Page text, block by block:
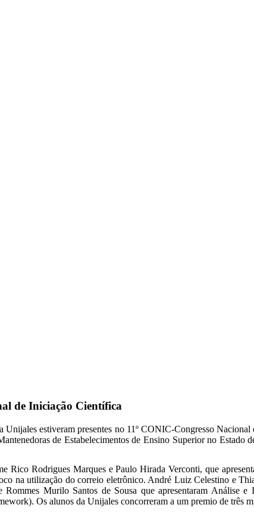
de Iniciação Científica
estiveram presentes no 11º CONIC-Congresso
de Estabelecimentos de Ensino Superior no Estado
Rico Rodrigues Marques e Paulo Hirada Verconti, que
na utilização do correio eletrônico. André Luiz Celestino e
Murilo Santos de Sousa que apresentaram Análise
Os alunos da Unijales concorreram a um premio de três